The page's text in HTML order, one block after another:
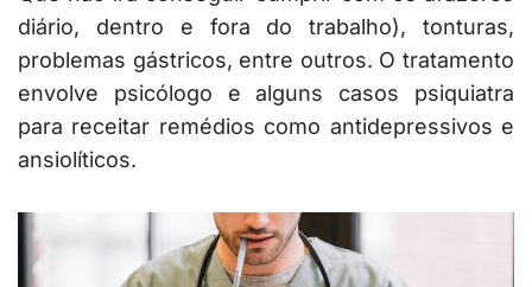
diário, dentro e fora do trabalho), tonturas,
problemas gástricos, entre outros. O tratamento
envolve psicólogo e alguns casos psiquiatra
para receitar remédios como antidepressivos e
ansiolíticos.